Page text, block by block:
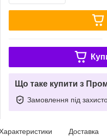
Що таке купити з
Замовлення під
Доставка